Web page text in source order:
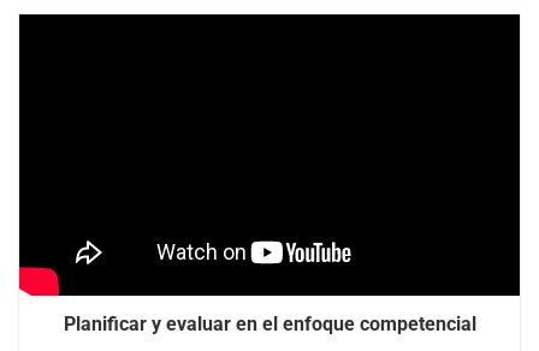
Planificar y evaluar en el enfoque competencial